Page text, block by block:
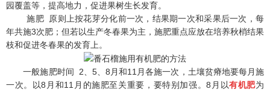
园覆盖等，提高地力，促进果树生长发育。
施肥 原则上按花芽分化前一次，结果期一次和采果后一次，每
年共施3次肥；但若以生产冬春果为主，施肥重点应放在培养秋梢结果
枝和促进冬春果的发育上。
一般施肥时间 2、5、8月和11月各施一次，土壤贫瘠地要每月施
一次。以8月和11月的施肥至关重要，要特别加强。8月以有机肥为